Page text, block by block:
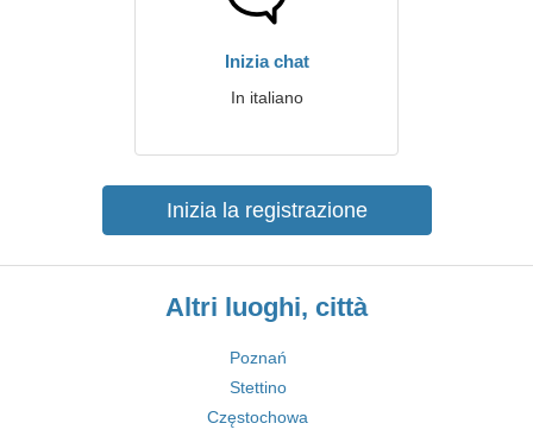
Inizia chat
In italiano
Inizia la registrazione
Altri luoghi, città
Poznań
Stettino
Częstochowa